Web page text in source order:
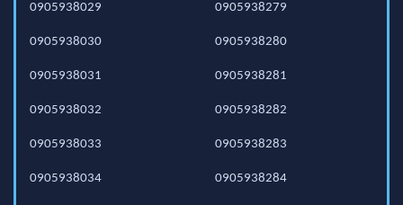
0905938029
0905938030
0905938031
0905938032
0905938033
0905938034
0905938279
0905938280
0905938281
0905938282
0905938283
0905938284